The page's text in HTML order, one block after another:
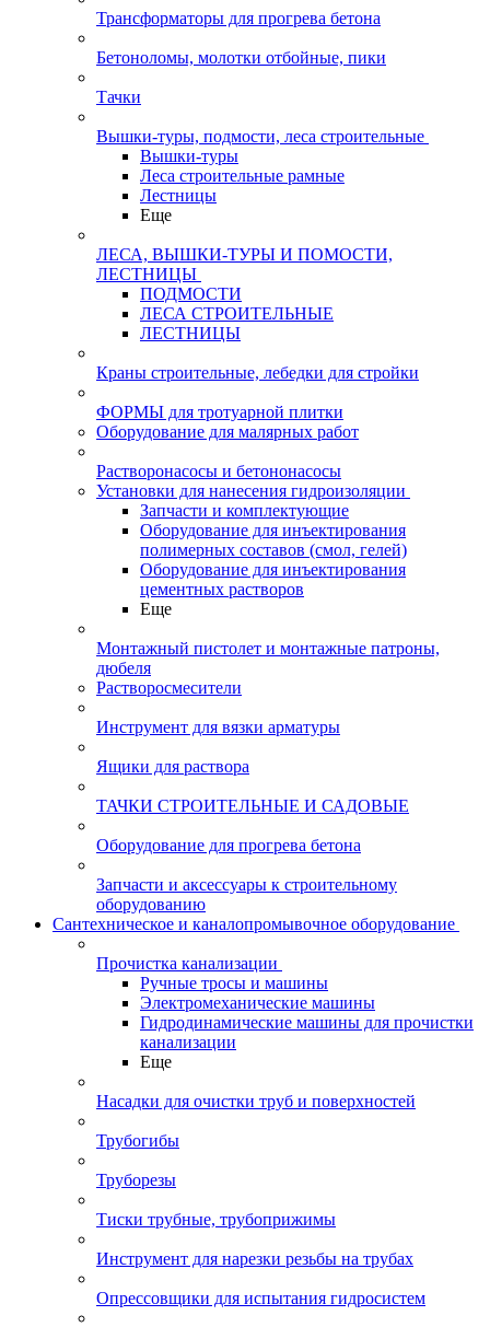
Трансформаторы для прогрева бетона
Бетоноломы, молотки отбойные, пики
Тачки
Вышки-туры, подмости, леса строительные
Вышки-туры
Леса строительные рамные
Лестницы
Еще
ЛЕСА, ВЫШКИ-ТУРЫ И ПОМОСТИ,
ЛЕСТНИЦЫ
ПОДМОСТИ
ЛЕСА СТРОИТЕЛЬНЫЕ
ЛЕСТНИЦЫ
Краны строительные, лебедки для стройки
ФОРМЫ для тротуарной плитки
Оборудование для малярных работ
Растворонасосы и бетононасосы
Установки для нанесения гидроизоляции
Запчасти и комплектующие
Оборудование для инъектирования
полимерных составов (смол, гелей)
Оборудование для инъектирования
цементных растворов
Еще
Монтажный пистолет и монтажные патроны,
дюбеля
Растворосмесители
Инструмент для вязки арматуры
Ящики для раствора
ТАЧКИ СТРОИТЕЛЬНЫЕ И САДОВЫЕ
Оборудование для прогрева бетона
Запчасти и аксессуары к строительному
оборудованию
Сантехническое и каналопромывочное оборудование
Прочистка канализации
Ручные тросы и машины
Электромеханические машины
Гидродинамические машины для прочистки
канализации
Еще
Насадки для очистки труб и поверхностей
Трубогибы
Труборезы
Тиски трубные, трубоприжимы
Инструмент для нарезки резьбы на трубах
Опрессовщики для испытания гидросистем